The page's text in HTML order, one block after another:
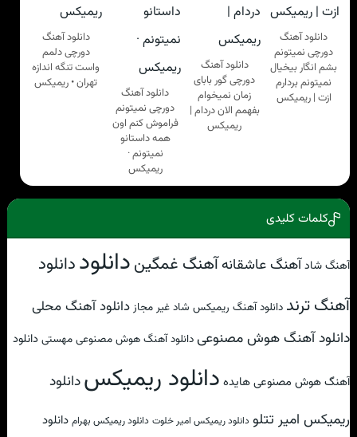
دانلود آهنگ
دورچی نمیتونم
بشم انگار بیخیال
نمیتونم بردارم
ازت | ریمیکس
دانلود آهنگ
دورچی گور بابای
زمان نمیخوام
بفهمم الان دردام |
ریمیکس
دانلود آهنگ
دورچی نمیتونم
فراموش کنم اون
همه داستانو
نمیتونم ·
ریمیکس
دانلود آهنگ
دورچی دلمم
واست تنگه اندازه
تهران • ریمیکس
کلمات کلیدی
آهنگ شادآهنگ عاشقانهآهنگ غمگیندانلوددانلود
آهنگ ترند دانلود آهنگ ریمیکس شاد غیر مجازدانلود آهنگ محلی
دانلود آهنگ هوش مصنوعیدانلود آهنگ هوش مصنوعی مهستیدانلود
آهنگ هوش مصنوعی هایده دانلود ریمیکسدانلود
ریمیکس امیر تتلو دانلود ریمیکس امیر خلوت دانلود ریمیکس بهرام دانلود